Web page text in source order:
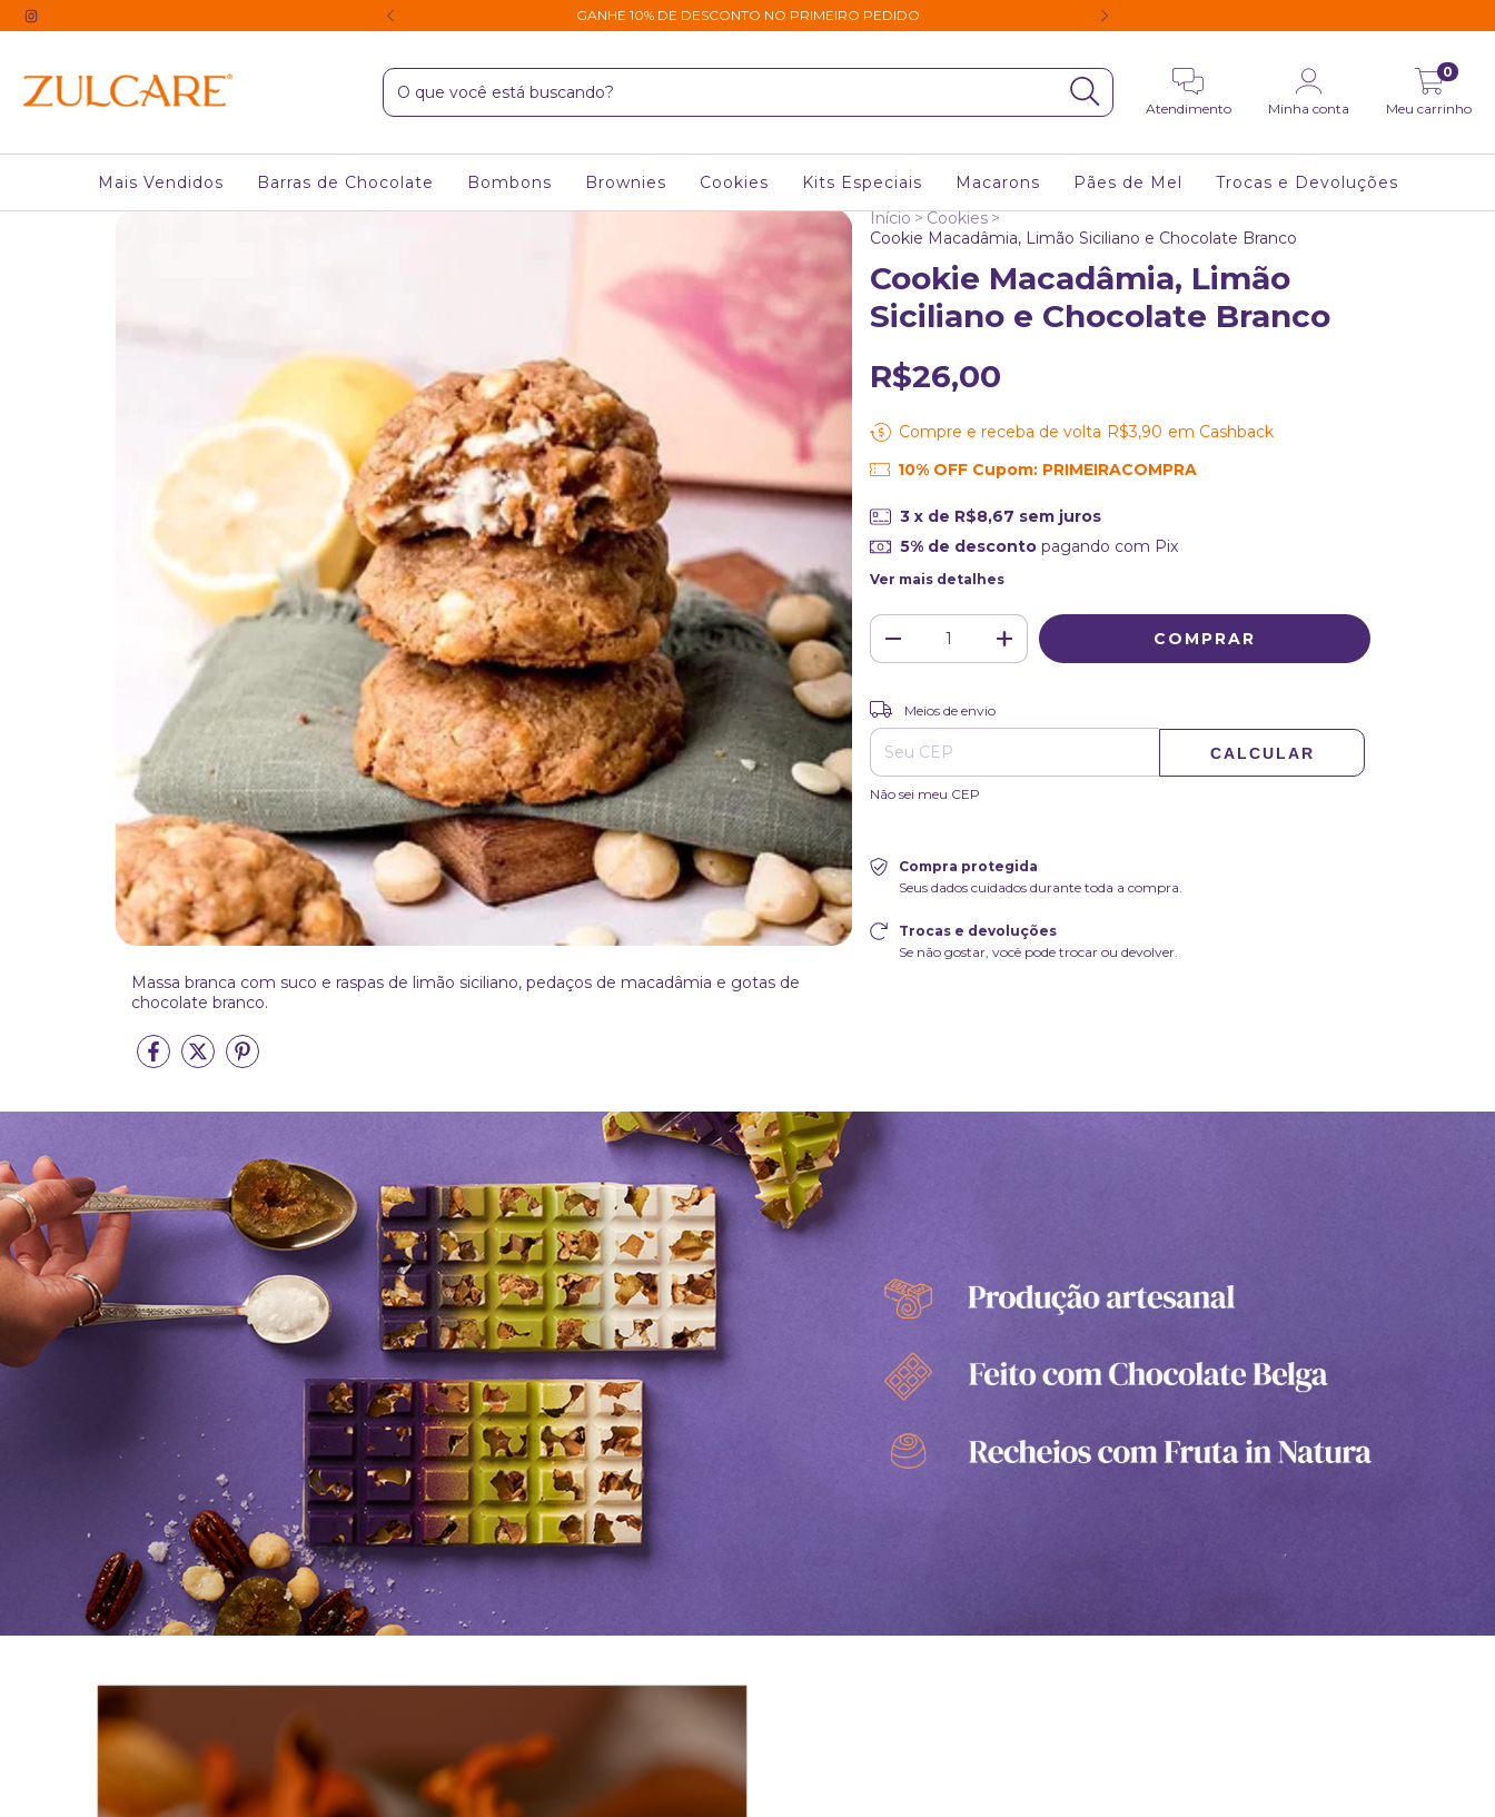
& EM ATÉ 2 CARTÕES GANHE 10% DE DESCONTO NO PRIMEIRO PEDIDO
Atendimento Minha conta Meu carrinho
0
Mais Vendidos Barras de Chocolate Bombons Brownies Cookies Kits Especiais Macarons Pães de Mel Trocas e Devoluções
Massa branca com suco e raspas de limão siciliano, pedaços de macadâmia e gotas de
chocolate branco.
Início > Cookies >
Cookie Macadâmia, Limão Siciliano e Chocolate Branco
Cookie Macadâmia, Limão
Siciliano e Chocolate Branco
R$26,00
Compre e receba de volta R$3,90 em Cashback
10% OFF Cupom: PRIMEIRACOMPRA
3x de R$8,67 sem juros
5% de descontopagando com Pix
Ver mais detalhes
Entregas para o CEP:
Meios de envio
CALCULAR
Não sei meu CEP
Compra protegida
Seus dados cuidados durante toda a compra.
Trocas e devoluções
Se não gostar, você pode trocar ou devolver.